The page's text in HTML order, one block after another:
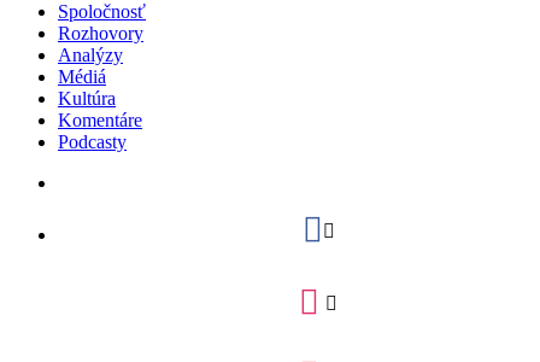
Spoločnosť
Rozhovory
Analýzy
Médiá
Kultúra
Komentáre
Podcasty